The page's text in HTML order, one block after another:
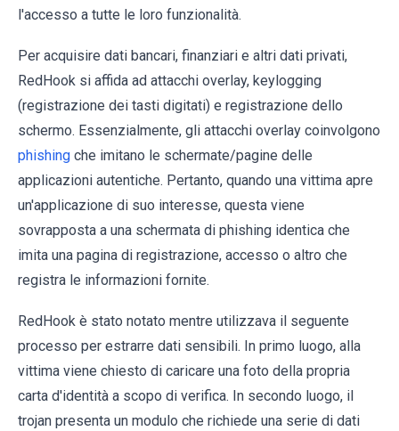
l'accesso a tutte le loro funzionalità.
Per acquisire dati bancari, finanziari e altri dati privati,
RedHook si affida ad attacchi overlay, keylogging
(registrazione dei tasti digitati) e registrazione dello
schermo. Essenzialmente, gli attacchi overlay coinvolgono
phishing che imitano le schermate/pagine delle
applicazioni autentiche. Pertanto, quando una vittima apre
un'applicazione di suo interesse, questa viene
sovrapposta a una schermata di phishing identica che
imita una pagina di registrazione, accesso o altro che
registra le informazioni fornite.
RedHook è stato notato mentre utilizzava il seguente
processo per estrarre dati sensibili. In primo luogo, alla
vittima viene chiesto di caricare una foto della propria
carta d'identità a scopo di verifica. In secondo luogo, il
trojan presenta un modulo che richiede una serie di dati